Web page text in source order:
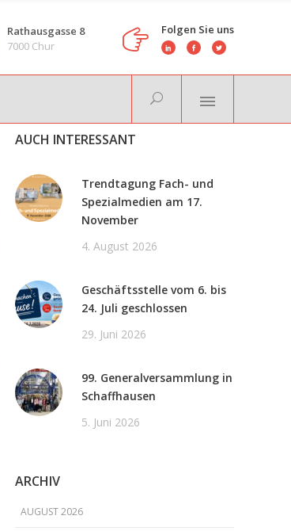
Rathausgasse 8
7000 Chur
Folgen Sie uns
AUCH INTERESSANT
Trendtagung Fach- und
Spezialmedien am 17.
November
4. August 2026
Geschäftsstelle vom 6. bis
24. Juli geschlossen
29. Juni 2026
99. Generalversammlung in
Schaffhausen
5. Juni 2026
ARCHIV
AUGUST 2026